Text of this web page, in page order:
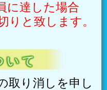
に達した場合
りと致します。
いて
取り消しを申し